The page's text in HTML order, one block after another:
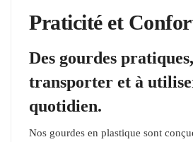
Praticité et
Des gourdes
transporter et à
quotidien.
Nos gourdes en plastique sont